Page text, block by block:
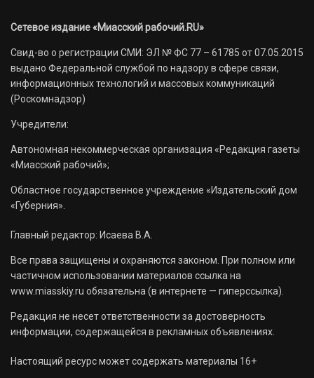
Сетевое издание «Миасский рабочий.RU»
Свид-во о регистрации СМИ: ЭЛ № ФС 77 – 61785 от 07.05.2015
выдано Федеральной службой по надзору в сфере связи,
информационных технологий и массовых коммуникаций
(Роскомнадзор)
Учредители:
Автономная некоммерческая организация «Редакция газеты
«Миасский рабочий»;
Областное государственное учреждение «Издательский дом
«Губерния».
Главный редактор: Исаева В.А.
Все права защищены и охраняются законом. При полном или
частичном использовании материалов ссылка на
www.miasskiy.ru обязательна (в интернете — гиперссылка).
Редакция не несет ответственности за достоверность
информации, содержащейся в рекламных объявлениях.
Настоящий ресурс может содержать материалы 16+